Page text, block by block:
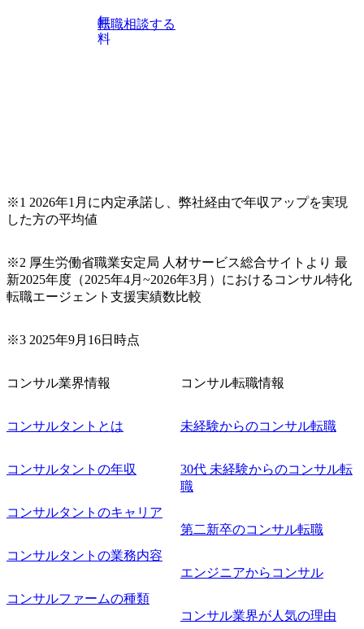
無
料
転職相談する
※1 2026年1月に内定承諾し、弊社経由で年収アップを実現
した方の平均値
※2 厚生労働省職業安定局 人材サービス総合サイトより 最
新2025年度（2025年4月~2026年3月）におけるコンサル特化
転職エージェント支援実績数比較
※3 2025年9月16日時点
コンサル業界情報
コンサルタントとは
コンサルタントの年収
コンサルタントのキャリア
コンサルタントの業務内容
コンサルファームの種類
コンサル転職情報
未経験からのコンサル転職
30代 未経験からのコンサル転
職
第二新卒のコンサル転職
エンジニアからコンサル
コンサル業界が人気の理由